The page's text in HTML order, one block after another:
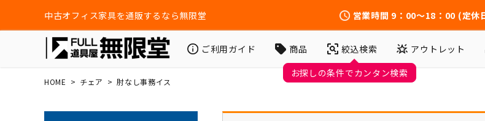
中古オフィス家具を通販するなら無限堂 営業時間 9：00～18：00 (定休
ご利用ガイド 商品
絞込検索
お探しの条件でカンタン検索
アウトレット
HOME チェア 肘なし事務イス